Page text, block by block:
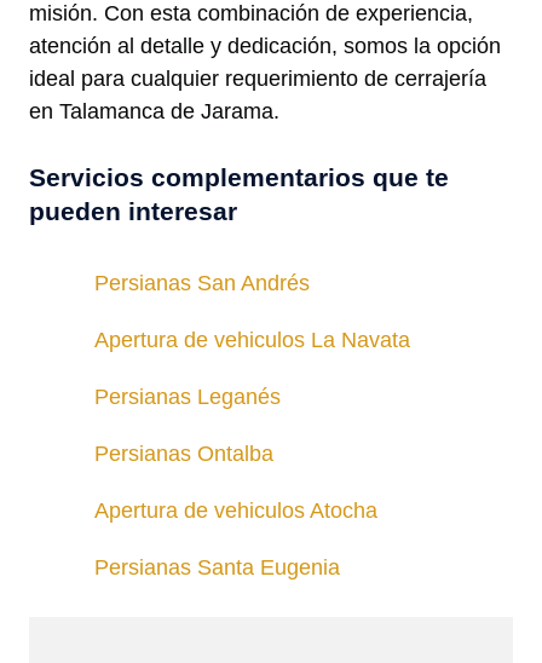
misión. Con esta combinación de experiencia,
atención al detalle y dedicación, somos la opción
ideal para cualquier requerimiento de cerrajería
en Talamanca de Jarama.
Servicios complementarios que te
pueden interesar
Persianas San Andrés
Apertura de vehiculos La Navata
Persianas Leganés
Persianas Ontalba
Apertura de vehiculos Atocha
Persianas Santa Eugenia